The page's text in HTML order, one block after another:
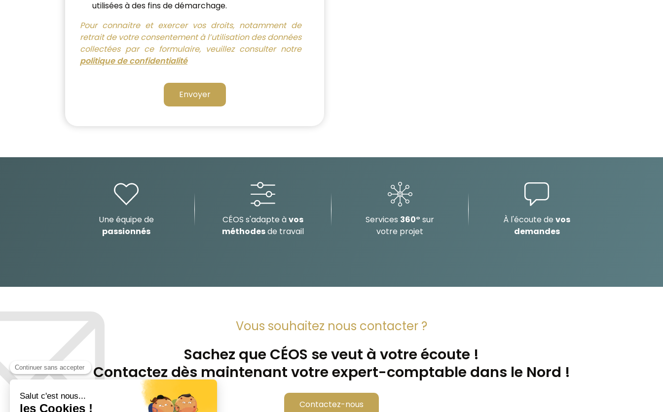
utilisées à des fins de démarchage.
Pour connaitre et exercer vos droits, notamment de
retrait de votre consentement à l’utilisation des données
collectées par ce formulaire, veuillez consulter notre
politique de confidentialité
Envoyer
Une équipe de
passionnés
CÉOS s'adapte àvos
méthodesde travail
Services 360° sur
votre projet
À l'écoute devos
demandes
Vous souhaitez nous contacter ?
Sachez que CÉOS se veut à votre écoute !
Contactez dès maintenant votre expert-comptable dans le Nord !
Contactez-nous